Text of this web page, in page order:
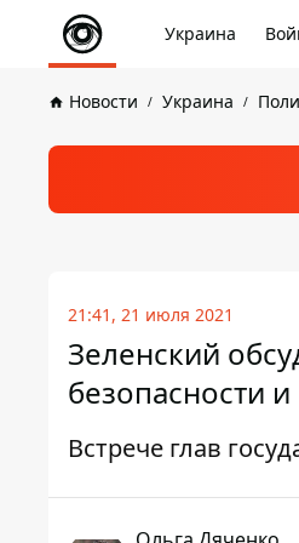
Украина
Новости Украина
21:41, 21 июля 2021
Зеленский
безопасности
Встрече глав